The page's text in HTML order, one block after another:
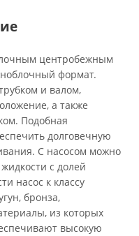
центробежным
формат.
и валом,
а также
Подобная
долговечную
С насосом можно
с долей
насос к классу
бронза,
из которых
высокую